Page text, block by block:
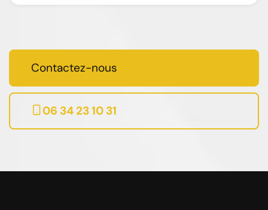
Contactez-nous
06 34 23 10 31